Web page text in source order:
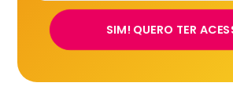
SIM! QUERO TER